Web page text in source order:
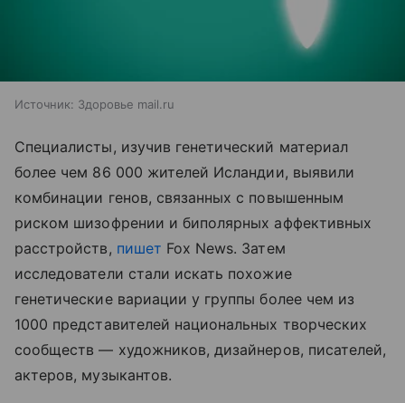
Источник: Здоровье mail.ru
Специалисты, изучив генетический материал
более чем 86 000 жителей Исландии, выявили
комбинации генов, связанных с повышенным
риском шизофрении и биполярных аффективных
расстройств, пишет Fox News. Затем
исследователи стали искать похожие
генетические вариации у группы более чем из
1000 представителей национальных творческих
сообществ — художников, дизайнеров, писателей,
актеров, музыкантов.